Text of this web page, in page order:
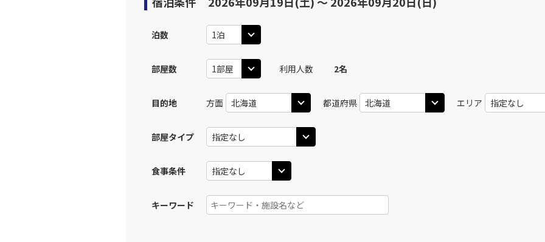
泊数
部屋数 利用人数 2名
目的地 方面 都道府県 エリア
部屋タイプ
食事条件
キーワード